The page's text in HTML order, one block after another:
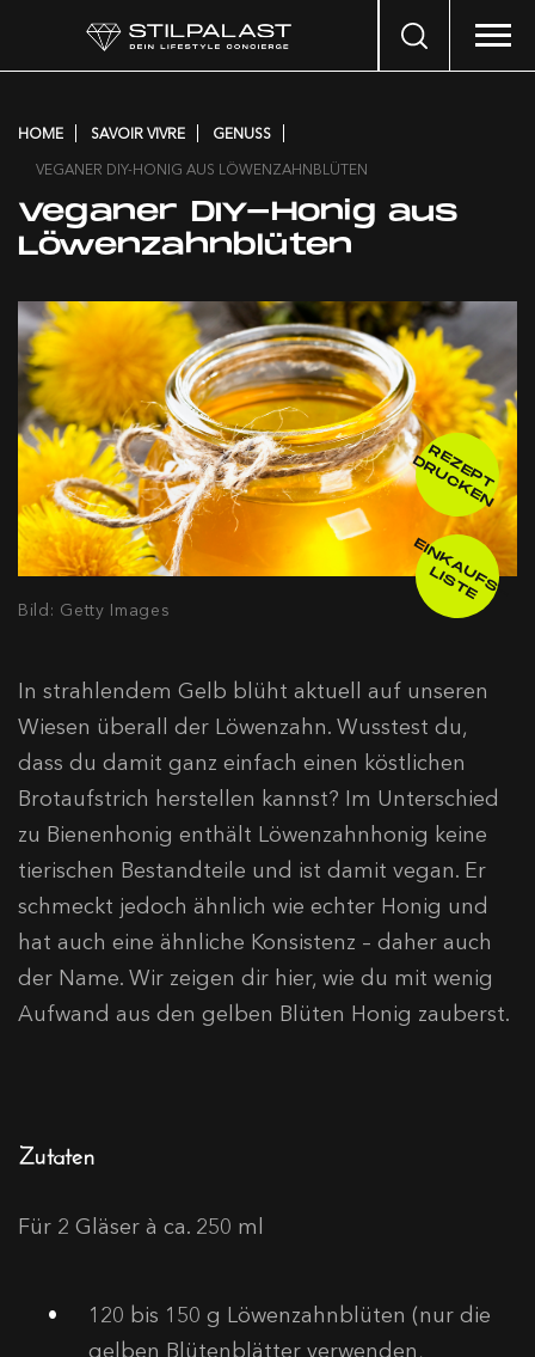
Search
HOME SAVOIR VIVRE
GENUSS
VEGANER DIY-HONIG AUS LÖWENZAHNBLÜTEN
Veganer DIY-Honig aus
Löwenzahnblüten
Bild: Getty Images
R
E
Z
E
P
T
D
R
U
C
K
E
N
E
IN
K
A
U
F
S
-
L
IS
T
E
In strahlendem Gelb blüht aktuell auf unseren
Wiesen überall der Löwenzahn. Wusstest du,
dass du damit ganz einfach einen köstlichen
Brotaufstrich herstellen kannst? Im Unterschied
zu Bienenhonig enthält Löwenzahnhonig keine
tierischen Bestandteile und ist damit vegan. Er
schmeckt jedoch ähnlich wie echter Honig und
hat auch eine ähnliche Konsistenz – daher auch
der Name. Wir zeigen dir hier, wie du mit wenig
Aufwand aus den gelben Blüten Honig zauberst.
Zutaten
Für 2 Gläser à ca. 250 ml
120 bis 150 g Löwenzahnblüten (nur die
gelben Blütenblätter verwenden,